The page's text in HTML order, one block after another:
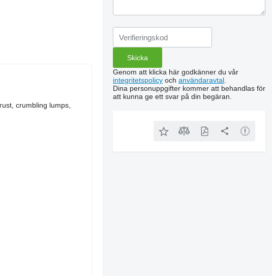
crumbling lumps,
Genom att klicka här godkänner du vår
integritetspolicy ochanvändaravtal
Dina personuppgifter kommer att behandlas för
att kunna ge ett svar på din begäran.